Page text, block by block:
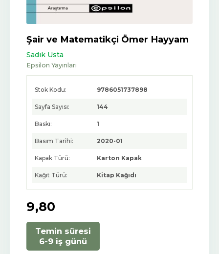
Şair ve Matematikçi Ömer Hayyam
Sadık Usta
Epsilon Yayınları
Stok Kodu: 9786051737898
Sayfa Sayısı: 144
Baskı: 1
Basım Tarihi: 2020-01
Kapak Türü: Karton Kapak
Kağıt Türü: Kitap Kağıdı
9,80
Temin süresi
6-9 iş günü